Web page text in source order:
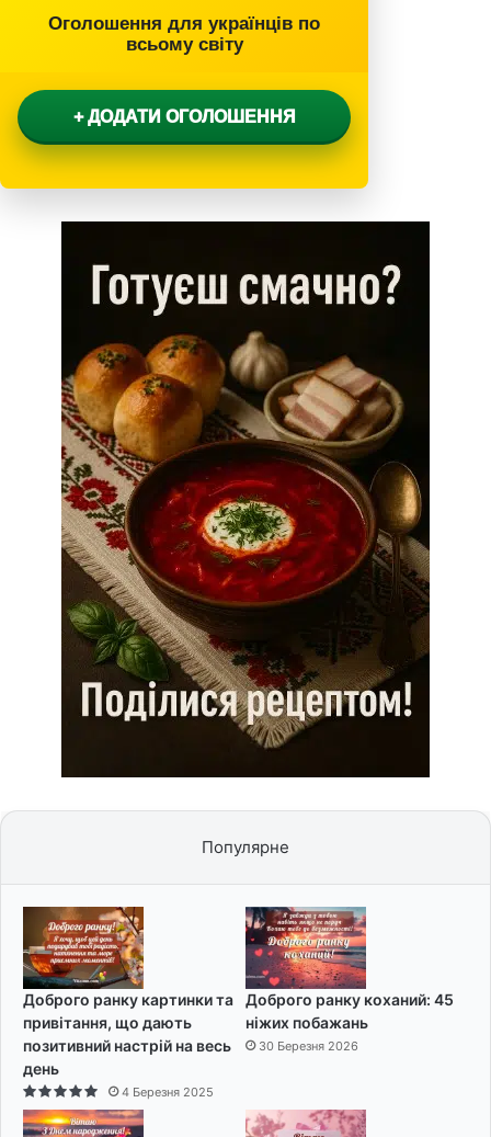
Оголошення для українців по
всьому світу
+ ДОДАТИ ОГОЛОШЕННЯ
Популярне
Доброго ранку картинки та
привітання, що дають
позитивний настрій на весь
день
4 Березня 2025
Доброго ранку коханий: 45
ніжих побажань
30 Березня 2026